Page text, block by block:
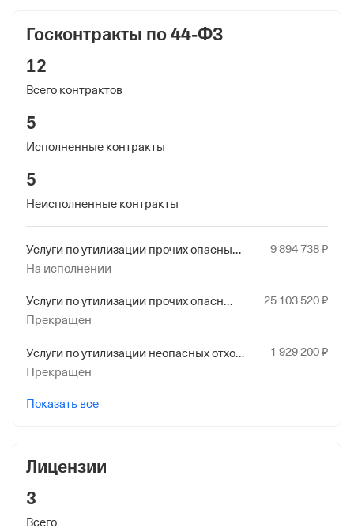
Крым
Регистрационный номер ФссРФ
1114001827
Дата регистрации
11 февраля 2016
Наименование территориального органа
Отделение Фонда Пенсионного и Социального
Госконтракты по 44-ФЗ
12
Всего контрактов
5
Исполненные контракты
5
Неисполненные контракты
Услуги по утилизации прочих опасных отходов 9894738₽
На исполнении
Услуги по утилизации прочих опасных отходов 25 103 520₽
Прекращен
Услуги по утилизации неопасных отходов прочие 1 929200₽
Прекращен
Показать все
Лицензии
3
Всего